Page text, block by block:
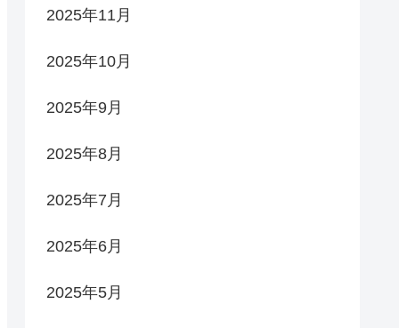
2025年11月
2025年10月
2025年9月
2025年8月
2025年7月
2025年6月
2025年5月